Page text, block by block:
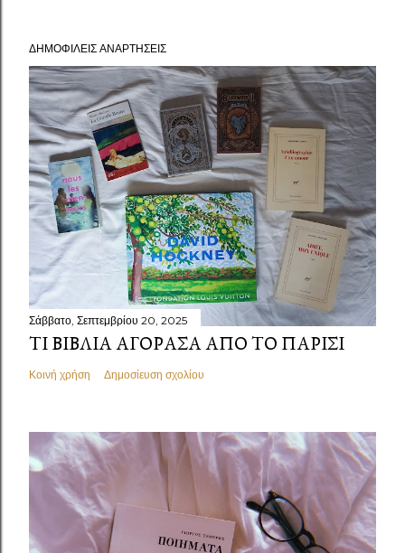
ΔΗΜΟΦΙΛΕΊΣ ΑΝΑΡΤΉΣΕΙΣ
Σάββατο, Σεπτεμβρίου 20, 2025
ΤΙ ΒΙΒΛΊΑ ΑΓΌΡΑΣΑ ΑΠΌ ΤΟ ΠΑΡΊΣΙ
Κοινή χρήση Δημοσίευση σχολίου